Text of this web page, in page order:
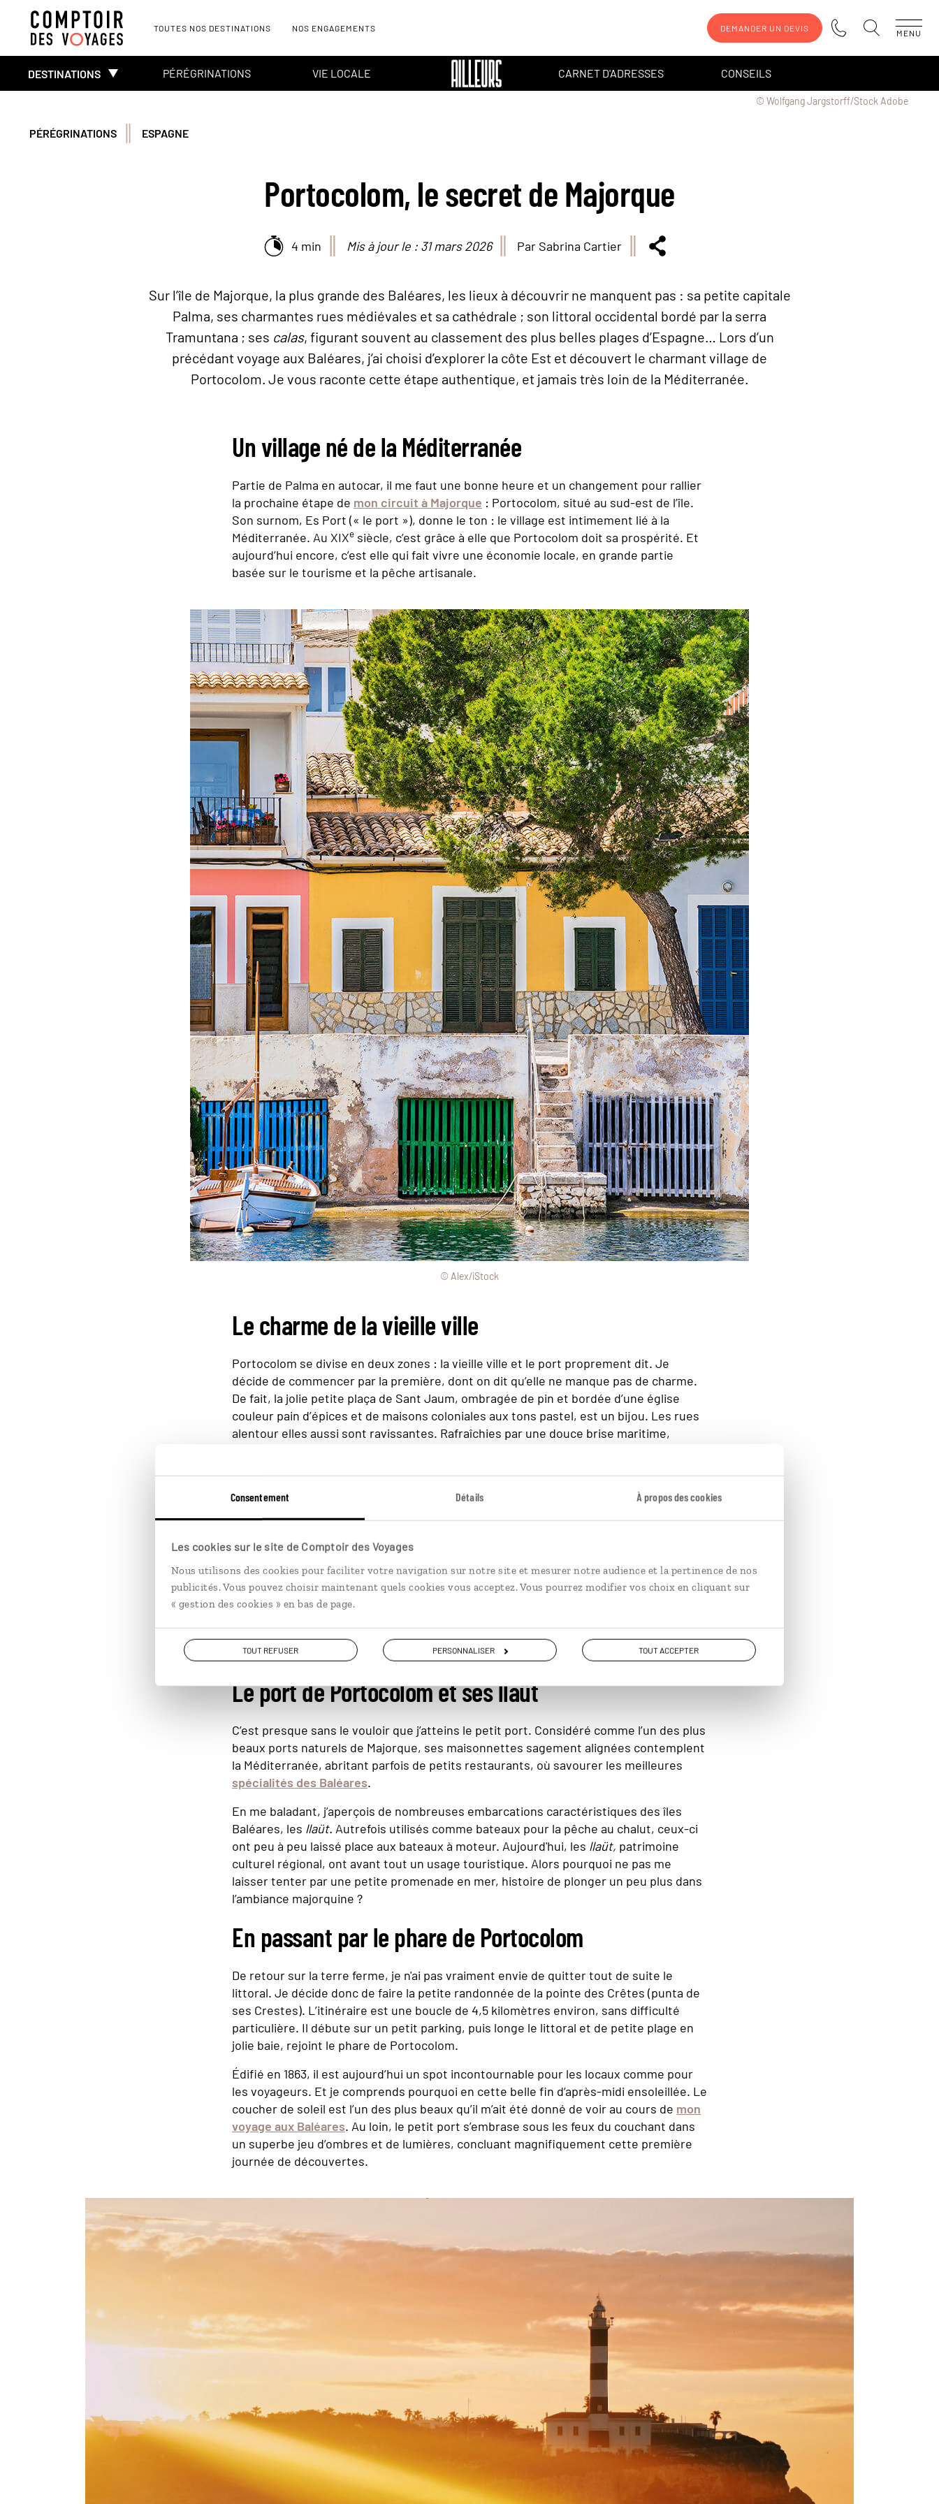
Consentement Détails À propos des cookies
Les cookies sur le site de Comptoir des Voyages
Nous utilisons des cookies pour faciliter votre navigation sur notre site et mesurer notre audience et la pertinence de nos
publicités. Vous pouvez choisir maintenant quels cookies vous acceptez. Vous pourrez modifier vos choix en cliquant sur
« gestion des cookies » en bas de page.
TOUT REFUSER PERSONNALISER TOUT ACCEPTER
TOUTES NOS DESTINATIONS NOS ENGAGEMENTS DEMANDER UN DEVIS MENU
DESTINATIONS PÉRÉGRINATIONS VIE LOCALE CARNET D'ADRESSES CONSEILS
© Wolfgang Jargstorff/Stock Adobe
PÉRÉGRINATIONS ESPAGNE
Portocolom, le secret de Majorque
4 min Mis à jour le : 31 mars 2026 Par Sabrina Cartier
Sur l’île de Majorque, la plus grande des Baléares, les lieux à découvrir ne manquent pas : sa petite capitale
Palma, ses charmantes rues médiévales et sa cathédrale ; son littoral occidental bordé par la serra
Tramuntana ; ses calas, figurant souvent au classement des plus belles plages d’Espagne… Lors d’un
précédant voyage aux Baléares, j’ai choisi d’explorer la côte Est et découvert le charmant village de
Portocolom. Je vous raconte cette étape authentique, et jamais très loin de la Méditerranée.
Un village né de la Méditerranée
Partie de Palma en autocar, il me faut une bonne heure et un changement pour rallier
la prochaine étape de mon circuit à Majorque : Portocolom, situé au sud-est de l’île.
Son surnom, Es Port (« le port »), donne le ton : le village est intimement lié à la
Méditerranée. Au XIXe siècle, c’est grâce à elle que Portocolom doit sa prospérité. Et
aujourd’hui encore, c’est elle qui fait vivre une économie locale, en grande partie
basée sur le tourisme et la pêche artisanale.
© Alex/iStock
Le charme de la vieille ville
Portocolom se divise en deux zones : la vieille ville et le port proprement dit. Je
décide de commencer par la première, dont on dit qu’elle ne manque pas de charme.
De fait, la jolie petite plaça de Sant Jaum, ombragée de pin et bordée d’une église
couleur pain d’épices et de maisons coloniales aux tons pastel, est un bijou. Les rues
alentour elles aussi sont ravissantes. Rafraîchies par une douce brise maritime,
Une légende tenace
Colomb, Cristóbal Colón pour les Espagnols. Né à Gênes en Italie, il serait
originaire de la région de Portocolom. Une hypothèse hélas jamais prouvée
mais que défendent ardemment les organismes touristiques locaux.
Le port de Portocolom et ses llaüt
C’est presque sans le vouloir que j’atteins le petit port. Considéré comme l’un des plus
beaux ports naturels de Majorque, ses maisonnettes sagement alignées contemplent
la Méditerranée, abritant parfois de petits restaurants, où savourer les meilleures
spécialités des Baléares.
En me baladant, j’aperçois de nombreuses embarcations caractéristiques des îles
Baléares, les llaüt. Autrefois utilisés comme bateaux pour la pêche au chalut, ceux-ci
ont peu à peu laissé place aux bateaux à moteur. Aujourd'hui, les llaüt, patrimoine
culturel régional, ont avant tout un usage touristique. Alors pourquoi ne pas me
laisser tenter par une petite promenade en mer, histoire de plonger un peu plus dans
l’ambiance majorquine ?
En passant par le phare de Portocolom
De retour sur la terre ferme, je n'ai pas vraiment envie de quitter tout de suite le
littoral. Je décide donc de faire la petite randonnée de la pointe des Crêtes (punta de
ses Crestes). L’itinéraire est une boucle de 4,5 kilomètres environ, sans difficulté
particulière. Il débute sur un petit parking, puis longe le littoral et de petite plage en
jolie baie, rejoint le phare de Portocolom.
Édifié en 1863, il est aujourd’hui un spot incontournable pour les locaux comme pour
les voyageurs. Et je comprends pourquoi en cette belle fin d’après-midi ensoleillée. Le
coucher de soleil est l’un des plus beaux qu’il m’ait été donné de voir au cours de mon
voyage aux Baléares. Au loin, le petit port s’embrase sous les feux du couchant dans
un superbe jeu d’ombres et de lumières, concluant magnifiquement cette première
journée de découvertes.